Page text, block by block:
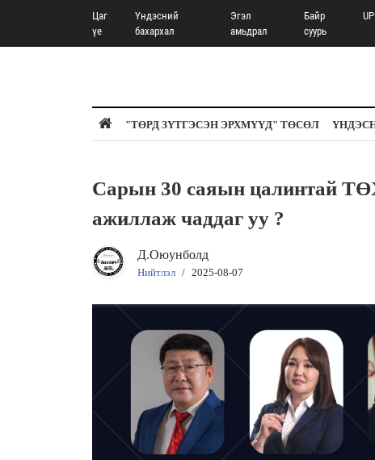
Цаг
үе
Үндэсний
бахархал
Эгэл
амьдрал
Байр
суурь
"ТӨРД ЗҮТГЭСЭН ЭРХМҮҮД" ТӨСӨЛ
Сарын 30 саяын цалинтай
ажиллаж чаддаг уу ?
Д.Оюунболд
Нийтлэл / 2025-08-07